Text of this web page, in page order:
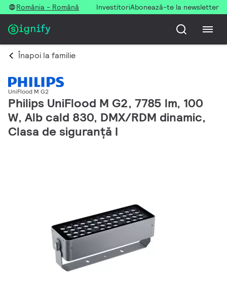
România - Română InvestitoriAbonează-te la newsletter
Înapoi la familie
UniFlood M G2
Philips UniFlood M G2, 7785 lm, 100
W, Alb cald 830, DMX/RDM dinamic,
Clasa de siguranță I